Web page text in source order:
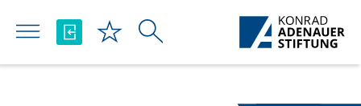
Skip to Main Content